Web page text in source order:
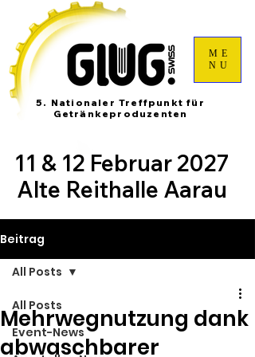
ME
NU
11 & 12 Februar 2027
Alte Reithalle Aarau
5. Nationaler Treffpunkt für
Getränkeproduzenten
Beitrag
All Posts
Event-News
All Posts
Mehrwegnutzung dank
abwaschbarer